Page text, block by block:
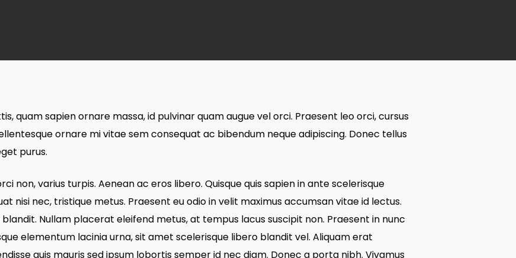
quam sapien ornare massa, id pulvinar quam augue vel orci. Praesent leo orci, cursus
ornare mi vitae sem consequat ac bibendum neque adipiscing. Donec tellus
purus.
non, varius turpis. Aenean ac eros libero. Quisque quis sapien in ante scelerisque
nisi nec, tristique metus. Praesent eu odio in velit maximus accumsan vitae id lectus.
Nullam placerat eleifend metus, at tempus lacus suscipit non. Praesent in nunc
elementum lacinia urna, sit amet scelerisque libero blandit vel. Aliquam erat
quis mauris sed ipsum lobortis semper id nec diam. Donec a porta nibh. Vivamus